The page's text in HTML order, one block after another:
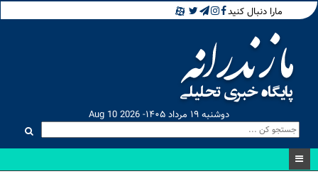
مارا دنبال کنید
دوشنبه ۱۹ مرداد ۱۴۰۵- Aug 10 2026